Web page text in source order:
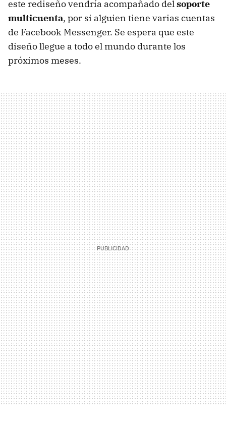
este rediseño vendría acompañado delsoporte
multicuenta, por si alguien tiene varias cuentas
de Facebook Messenger. Se espera que este
diseño llegue a todo el mundo durante los
próximos meses.